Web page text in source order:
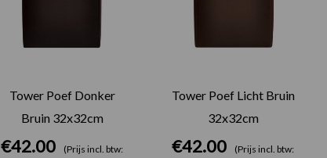
Tower Poef Donker
Bruin 32x32cm
€42.00
(Prijs incl. btw:
Tower Poef Licht Bruin
32x32cm
€42.00
(Prijs incl. btw: